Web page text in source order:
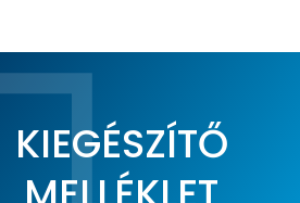
KIEGÉSZÍTŐ